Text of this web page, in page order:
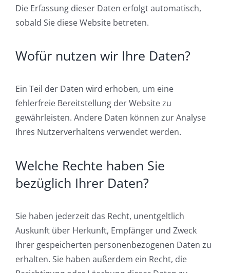
Die Erfassung dieser Daten erfolgt automatisch,
sobald Sie diese Website betreten.
Wofür nutzen wir Ihre Daten?
Ein Teil der Daten wird erhoben, um eine
fehlerfreie Bereitstellung der Website zu
gewährleisten. Andere Daten können zur Analyse
Ihres Nutzerverhaltens verwendet werden.
Welche Rechte haben Sie
bezüglich Ihrer Daten?
Sie haben jederzeit das Recht, unentgeltlich
Auskunft über Herkunft, Empfänger und Zweck
Ihrer gespeicherten personenbezogenen Daten zu
erhalten. Sie haben außerdem ein Recht, die